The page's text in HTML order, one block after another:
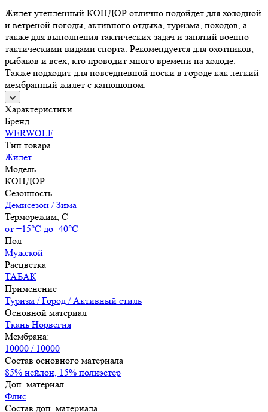
Жилет утеплённый КОНДОР отлично подойдёт для холодной
и ветреной погоды, активного отдыха, туризма, походов, а
также для выполнения тактических задач и занятий военно-
тактическими видами спорта. Рекомендуется для охотников,
рыбаков и всех, кто проводит много времени на холоде.
Также подходит для повседневной носки в городе как лёгкий
мембранный жилет с капюшоном.
Характеристики
Бренд
WERWOLF
Тип товара
Жилет
Модель
КОНДОР
Сезонность
Демисезон / Зима
Терморежим, C
от +15°С до -40°С
Пол
Мужской
Расцветка
ТАБАК
Применение
Туризм / Город / Активный стиль
Основной материал
Ткань Норвегия
Мембрана:
10000 / 10000
Состав основного материала
85% нейлон, 15% полиэстер
Доп. материал
Флис
Состав доп. материала